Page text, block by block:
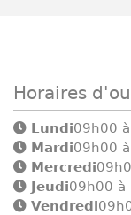
Horaires
Lundi09h00
Mardi09h00
Mercredi
Jeudi09h00 à
Vendredi